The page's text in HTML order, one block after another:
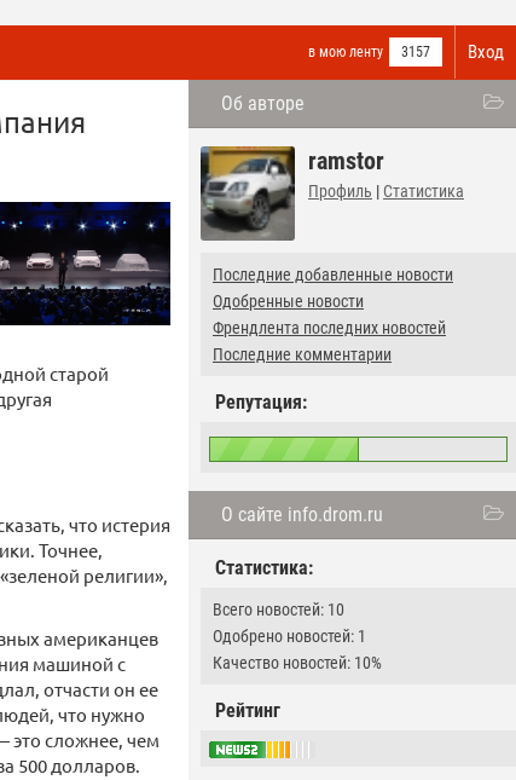
Вход
в мою ленту 3157
Об авторе
ramstor
Профиль | Статистика
Последние добавленные новости
Одобренные новости
Френдлента последних новостей
Последние комментарии
Репутация:
О сайте info.drom.ru
Статистика:
Всего новостей: 10
Одобрено новостей: 1
Качество новостей: 10%
Рейтинг
старой
что истерия
Точнее,
религии»,
американцев
машиной с
отчасти он ее
что нужно
это сложнее, чем
500 долларов.